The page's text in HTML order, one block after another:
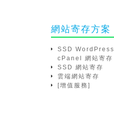
網站寄存方案
SSD WordPress
cPanel 網站寄存
SSD 網站寄存
雲端網站寄存
[增值服務]